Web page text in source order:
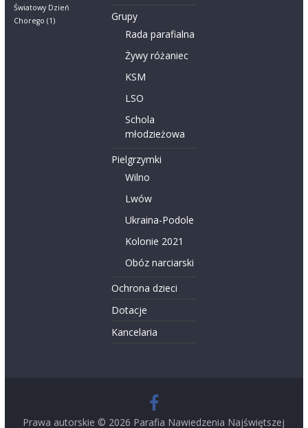
Światowy Dzień
Chorego (1)
Grupy
Rada parafialna
Żywy różaniec
KSM
LSO
Schola
młodzieżowa
Pielgrzymki
Wilno
Lwów
Ukraina-Podole
Kolonie 2021
Obóz narciarski
Ochrona dzieci
Dotacje
Kancelaria
Prawa autorskie © 2026 Parafia Nawiedzenia Najświętszej